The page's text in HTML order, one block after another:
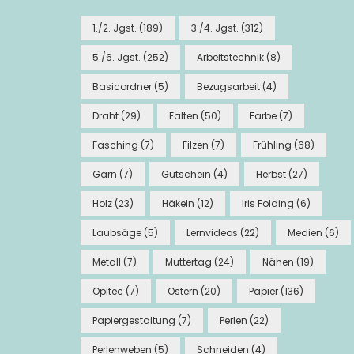
1./2. Jgst. (189) 3./4. Jgst. (312)
5./6. Jgst. (252) Arbeitstechnik (8)
Basicordner (5) Bezugsarbeit (4)
Draht (29) Falten (50) Farbe (7)
Fasching (7) Filzen (7) Frühling (68)
Garn (7) Gutschein (4) Herbst (27)
Holz (23) Häkeln (12) Iris Folding (6)
Laubsäge (5) Lernvideos (22) Medien (6)
Metall (7) Muttertag (24) Nähen (19)
Opitec (7) Ostern (20) Papier (136)
Papiergestaltung (7) Perlen (22)
Perlenweben (5) Schneiden (4)